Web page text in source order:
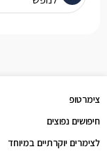
צימרטופ
חיפושים נפוצים
לצימרים יוקרתיים במיוחד